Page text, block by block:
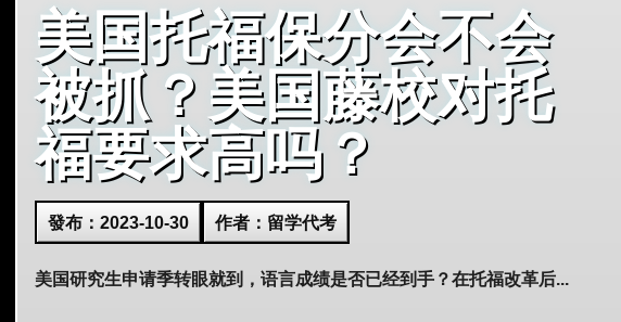
美国托福保分会不会
被抓？美国藤校对托
福要求高吗？
發布：2023-10-30 作者：留学代考
美国研究生申请季转眼就到，语言成绩是否已经到手？在托福改革后...